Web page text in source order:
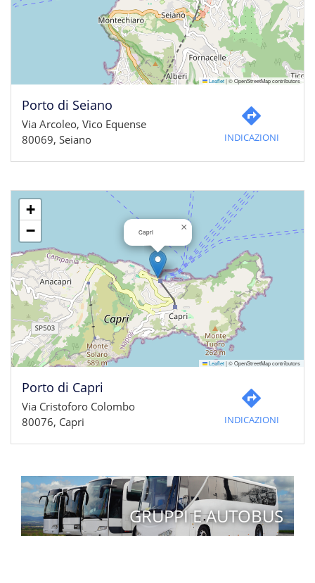
Leaflet|© OpenStreetMap contributors
Porto di Seiano
Via Arcoleo, Vico Equense
80069, Seiano
INDICAZIONI
Capri ×
+
−
Leaflet|© OpenStreetMap contributors
Porto di Capri
Via Cristoforo Colombo
80076, Capri
INDICAZIONI
GRUPPI E AUTOBUS